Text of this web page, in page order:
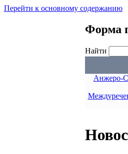
Перейти к основному содержанию
Форма
Найти
Анжеро-